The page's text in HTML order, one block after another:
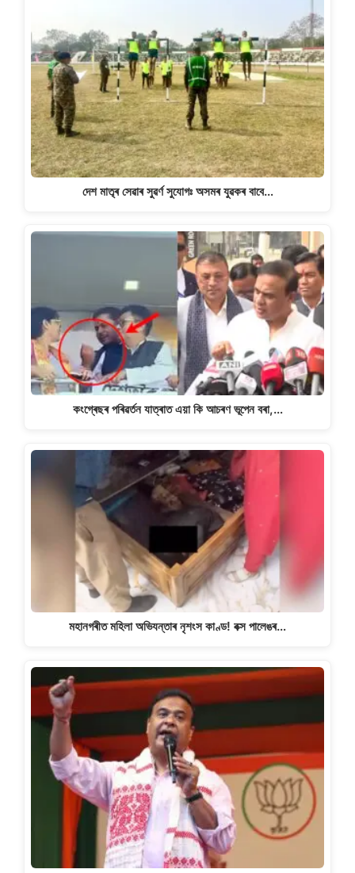
দেশ মাতৃৰ সেৱাৰ সুৱৰ্ণ সুযোগঃ অসমৰ যুৱকৰ বাবে…
কংগ্ৰেছৰ পৰিৱৰ্তন যাত্ৰাত এয়া কি আচৰণ ভূপেন বৰা,…
মহানগৰীত মহিলা অভিযন্তাৰ নৃশংস কাণ্ড! বক্স পালেঙৰ…